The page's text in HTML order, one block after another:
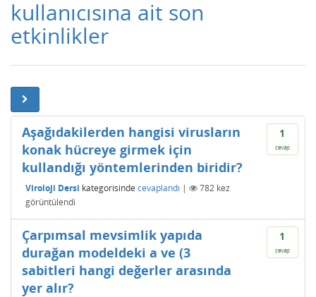
kullanıcısına ait son
etkinlikler
1
cevap
Aşağıdakilerden hangisi virusların
konak hücreye girmek için
kullandığı yöntemlerinden biridir?
Viroloji Dersi kategorisinde cevaplandı | 782 kez
görüntülendi
1
cevap
Çarpımsal mevsimlik yapıda
durağan modeldeki a ve (3
sabitleri hangi değerler arasında
yer alır?